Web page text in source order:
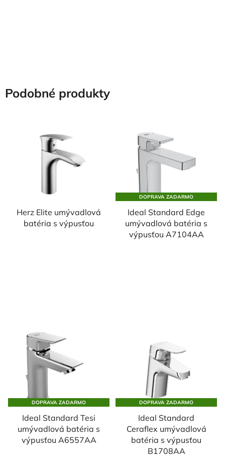
Podobné produkty
Herz Elite umývadlová
batéria s výpusťou
DOPRAVA ZADARMO
Ideal Standard Edge
umývadlová batéria s
výpusťou A7104AA
DOPRAVA ZADARMO
Ideal Standard Tesi
umývadlová batéria s
výpusťou A6557AA
DOPRAVA ZADARMO
Ideal Standard
Ceraflex umývadlová
batéria s výpusťou
B1708AA